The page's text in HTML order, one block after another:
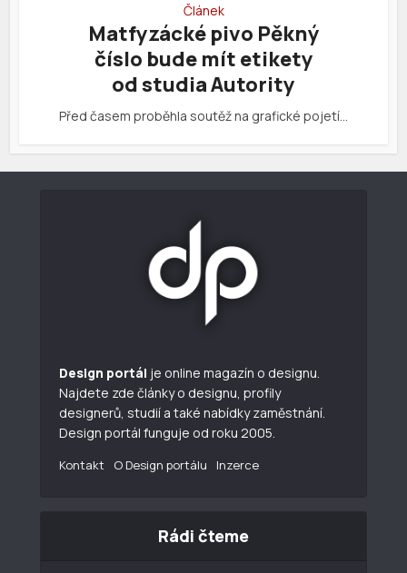
Článek
Matfyzácké pivo Pěkný
číslo bude mít etikety
od studia Autority
Před časem proběhla soutěž na grafické pojetí…
Design portál je online magazín o designu.
Najdete zde články o designu, profily
designerů, studií a také nabídky zaměstnání.
Design portál funguje od roku 2005.
Kontakt O Design portálu Inzerce
Rádi čteme